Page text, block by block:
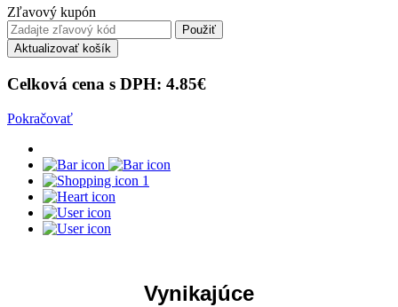
Zľavový kupón
Použiť
Aktualizovať košík
Celková cena s DPH: 4.85€
Pokračovať
1
Vynikajúce